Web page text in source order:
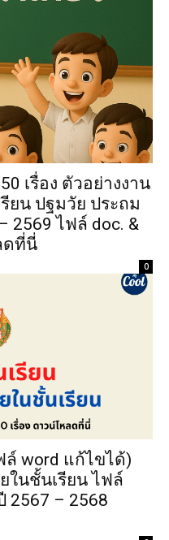
เรื่อง ตัวอย่างงาน
ยน ปฐมวัย ประถม
2569 ไฟล์ doc. &
ดที่นี่
0
ล์ word แก้ไขได้)
ในชั้นเรียน ไฟล์
2567 – 2568